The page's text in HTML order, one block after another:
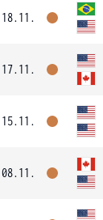
18.11.
17.11.
15.11.
08.11.